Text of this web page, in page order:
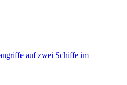
auf zwei Schiffe im